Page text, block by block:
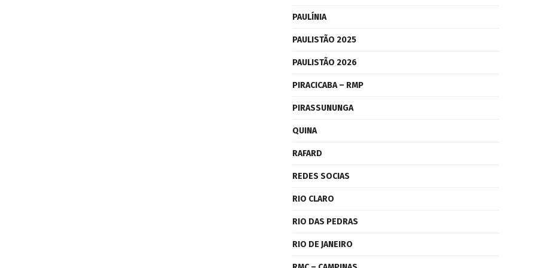
PAULÍNIA
PAULISTÃO 2025
PAULISTÃO 2026
PIRACICABA – RMP
PIRASSUNUNGA
QUINA
RAFARD
REDES SOCIAS
RIO CLARO
RIO DAS PEDRAS
RIO DE JANEIRO